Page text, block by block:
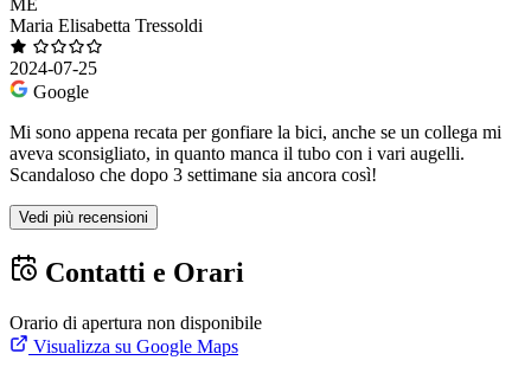
ME
Maria Elisabetta Tressoldi
2024-07-25
Google
Mi sono appena recata per gonfiare la bici, anche se un collega mi
aveva sconsigliato, in quanto manca il tubo con i vari augelli.
Scandaloso che dopo 3 settimane sia ancora così!
Vedi più recensioni
Contatti e Orari
Orario di apertura non disponibile
Visualizza su Google Maps